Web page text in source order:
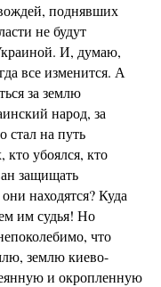
поднявших
не будут
И, думаю,
все изменится. А
за землю
народ, за
стал на путь
кто убоялся, кто
защищать
находятся? Куда
им судья! Но
что
землю киево-
и окропленную